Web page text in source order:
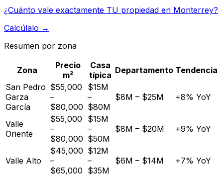
¿Cuánto vale exactamente TU propiedad en Monterrey?
Calcúlalo →
Resumen por zona
Zona
Precio
m²
Casa
típica Departamento Tendencia
San Pedro
Garza
García
$55,000
–
$80,000
$15M
–
$80M
$8M – $25M +8% YoY
Valle
Oriente
$55,000
–
$80,000
$15M
–
$50M
$8M – $20M +9% YoY
Valle Alto
$45,000
–
$65,000
$12M
–
$35M
$6M – $14M +7% YoY